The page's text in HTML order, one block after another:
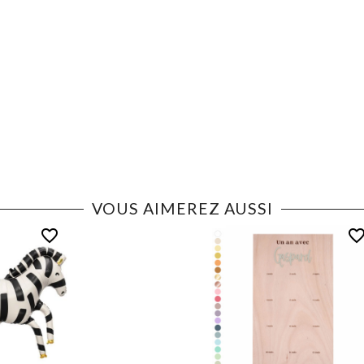
VOUS AIMEREZ AUSSI
favorite_border favorite_border